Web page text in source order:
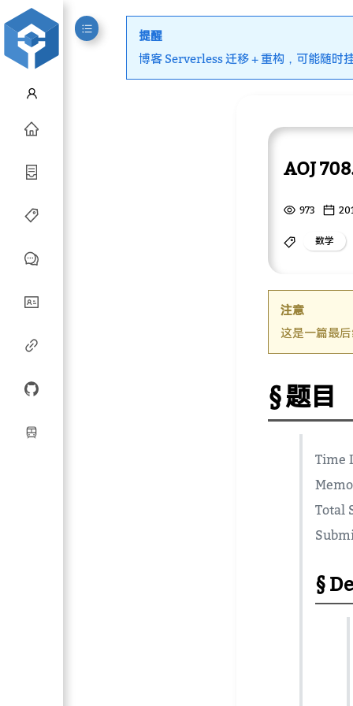
提醒
博客 Serverless 迁移 + 重构，可能随时
AOJ
973
数学
注意
这是一篇最
题目
Time
Total